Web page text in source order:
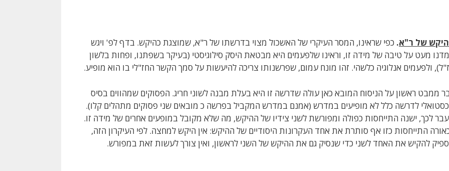
של ר"א. כפי שראינו, המסר העיקרי של האשכול מצוי בדרשתו של ר"א, שמוצגת כהיקש. בדף לפ' ויגש
מעט על טיבה של מידה זו, וראינו שלפעמים היא מבטאת היסק סילוגיסטי (בעיקר בשפתנו, ופחות בלשון
ולפעמים אנלוגיה כלשהי. זהו מונח עמום, שפרשנותו צריכה להיעשות על סמך הקשר החז"לי בו הוא מופיע.
ממבט ראשון על הניסוח המובא כאן עולה שדרשה זו היא בעלת מבנה לשוני חריג. הפסוקים שמהווים בסיס
לדרשה כלל לא מופיעים במדרש (אמנם במדרש המקביל בפרשה כ מובאים שני פסוקים מתהלים קלו).
לכך, ישנה התייחסות כפולה ומפורשת לשני צידיו של ההיקש, מה שלא מקובל במופעים אחרים של מידה זו.
התייחסות כזו אף סותרת את אחד העקרונות היסודיים של ההיקש: אין היקש למחצה. לפי העיקרון הזה,
להקיש את האחד לשני כדי שנסיק גם את ההיקש של השני לראשון, ואין צורך לעשות זאת במפורש.